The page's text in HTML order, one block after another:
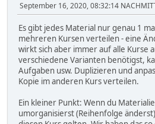
September 16, 2020, 08:32:14
Es gibt jedes Material nur genau 1
mehreren Kursen verteilen - eine
wirkt sich aber immer auf alle Kurse
verschiedene Varianten benötigst,
Aufgaben usw. Duplizieren und
Kopie im anderen Kurs verteilen.
Ein kleiner Punkt: Wenn du
umorganisierst (Reihenfolge